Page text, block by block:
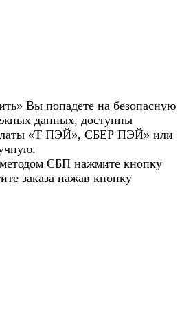
Вы попадете на безопасную
данных, доступны
«Т ПЭЙ», СБЕР ПЭЙ» или
СБП нажмите кнопку
заказа нажав кнопку